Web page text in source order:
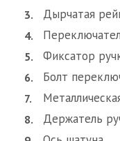
Дырчатая
Фиксатор
Болт
Держатель